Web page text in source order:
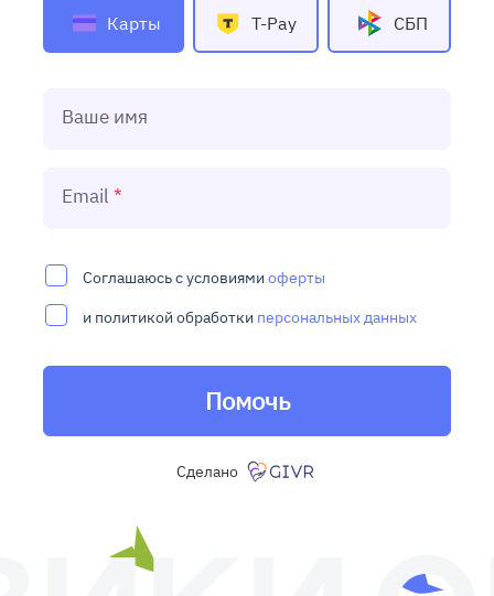
Карты T-Pay СБП
Ваше имя
Email
Соглашаюсь с условиями оферты
и политикой обработки персональных данных
Помочь
Сделано